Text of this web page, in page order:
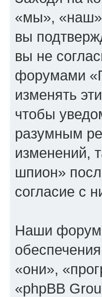
«мы»,
вы
вы не
форумами
изменять
чтобы
разумным
изменений,
шпион»
согласие с
Наши
«они»,
«phpBB